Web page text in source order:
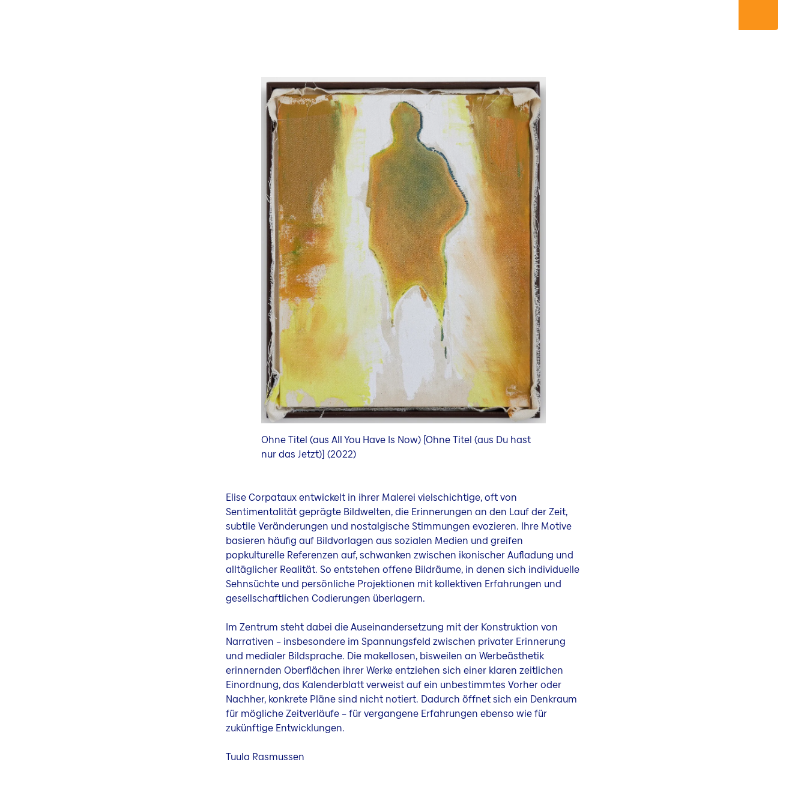
Ohne Titel (aus All You Have Is Now) [Ohne Titel (aus Du hast
nur das Jetzt)] (2022)
Elise Corpataux entwickelt in ihrer Malerei vielschichtige, oft von
Sentimentalität geprägte Bildwelten, die Erinnerungen an den Lauf der Zeit,
subtile Veränderungen und nostalgische Stimmungen evozieren. Ihre Motive
basieren häufig auf Bildvorlagen aus sozialen Medien und greifen
popkulturelle Referenzen auf, schwanken zwischen ikonischer Aufladung und
alltäglicher Realität. So entstehen offene Bildräume, in denen sich individuelle
Sehnsüchte und persönliche Projektionen mit kollektiven Erfahrungen und
gesellschaftlichen Codierungen überlagern.
Im Zentrum steht dabei die Auseinandersetzung mit der Konstruktion von
Narrativen – insbesondere im Spannungsfeld zwischen privater Erinnerung
und medialer Bildsprache. Die makellosen, bisweilen an Werbeästhetik
erinnernden Oberflächen ihrer Werke entziehen sich einer klaren zeitlichen
Einordnung, das Kalenderblatt verweist auf ein unbestimmtes Vorher oder
Nachher, konkrete Pläne sind nicht notiert. Dadurch öffnet sich ein Denkraum
für mögliche Zeitverläufe – für vergangene Erfahrungen ebenso wie für
zukünftige Entwicklungen.
Tuula Rasmussen